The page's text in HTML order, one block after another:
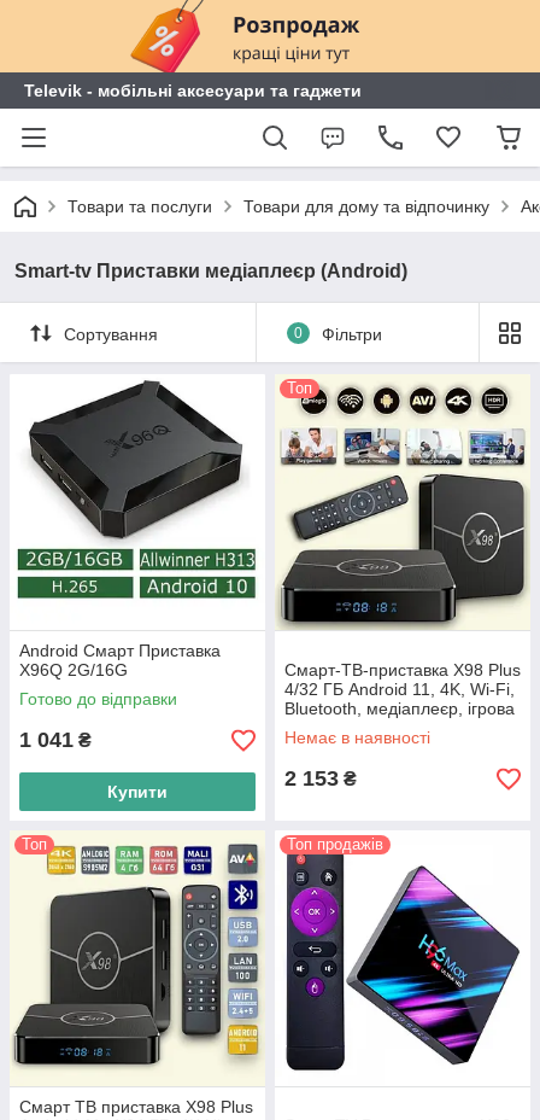
Televik - мобільні аксесуари та гаджети
Товари та послуги Товари для дому та відпочинку
Smart-tv Приставки медіаплеєр (Android)
Сортування 0 Фільтри
Android Смарт Приставка
X96Q 2G/16G
Готово до відправки
1 041 ₴
Купити
Топ
Смарт-ТВ-приставка X98 Plus
4/32 ГБ Android 11, 4K, Wi-Fi,
Bluetooth, медіаплеєр, ігрова
консоль, IPTV
Немає в наявності
2 153 ₴
Топ
Смарт ТВ приставка X98 Plus
Топ продажів